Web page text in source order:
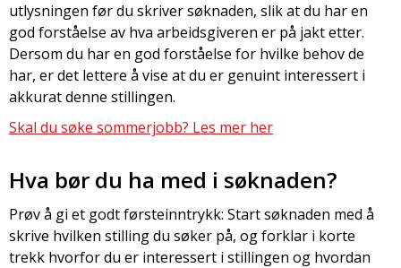
utlysningen før du skriver søknaden, slik at du har en
god forståelse av hva arbeidsgiveren er på jakt etter.
Dersom du har en god forståelse for hvilke behov de
har, er det lettere å vise at du er genuint interessert i
akkurat denne stillingen.
Skal du søke sommerjobb? Les mer her
Hva bør du ha med i søknaden?
Prøv å gi et godt førsteinntrykk: Start søknaden med å
skrive hvilken stilling du søker på, og forklar i korte
trekk hvorfor du er interessert i stillingen og hvordan